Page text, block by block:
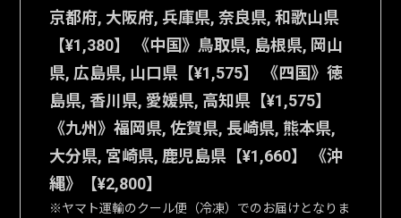
京都府, 大阪府, 兵庫県, 奈良県, 和歌山県
【¥1,380】 《中国》鳥取県, 島根県, 岡山
県, 広島県, 山口県【¥1,575】 《四国》徳
島県, 香川県, 愛媛県, 高知県【¥1,575】
《九州》福岡県, 佐賀県, 長崎県, 熊本県,
大分県, 宮崎県, 鹿児島県【¥1,660】 《沖
縄》【¥2,800】
※ヤマト運輸のクール便（冷凍）でのお届けとなりま